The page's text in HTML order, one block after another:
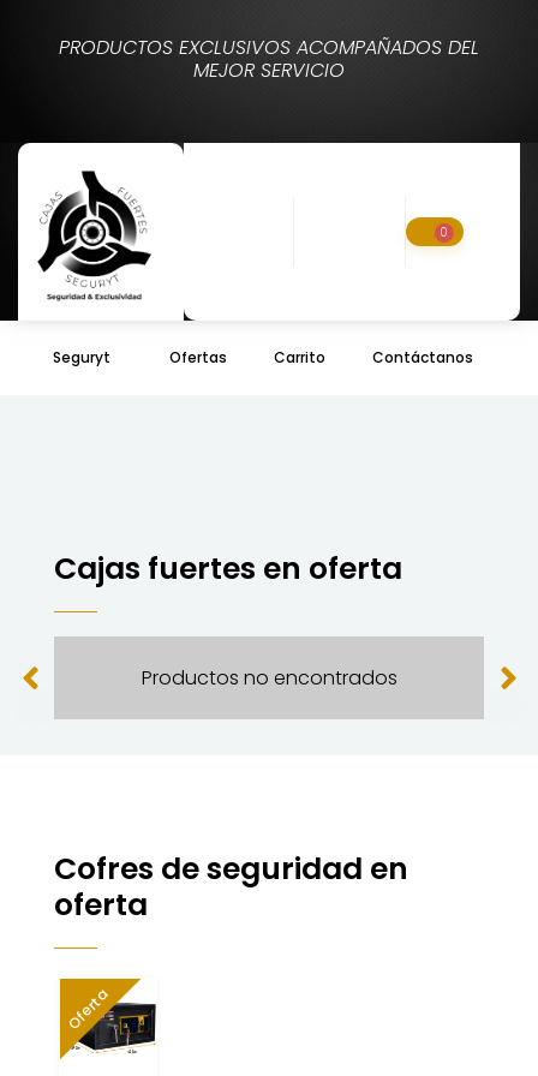
PRODUCTOS EXCLUSIVOS ACOMPAÑADOS DEL
MEJOR SERVICIO
0
Seguryt Ofertas Carrito Contáctanos
Cajas fuertes en oferta
Productos no encontrados
Cofres de seguridad en
oferta
Oferta